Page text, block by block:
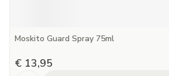
Moskito Guard Spray 75ml
€ 13,95